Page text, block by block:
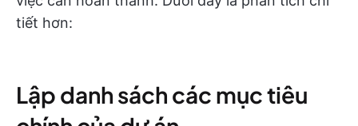
tiết hơn:
Lập danh sách các mục tiêu